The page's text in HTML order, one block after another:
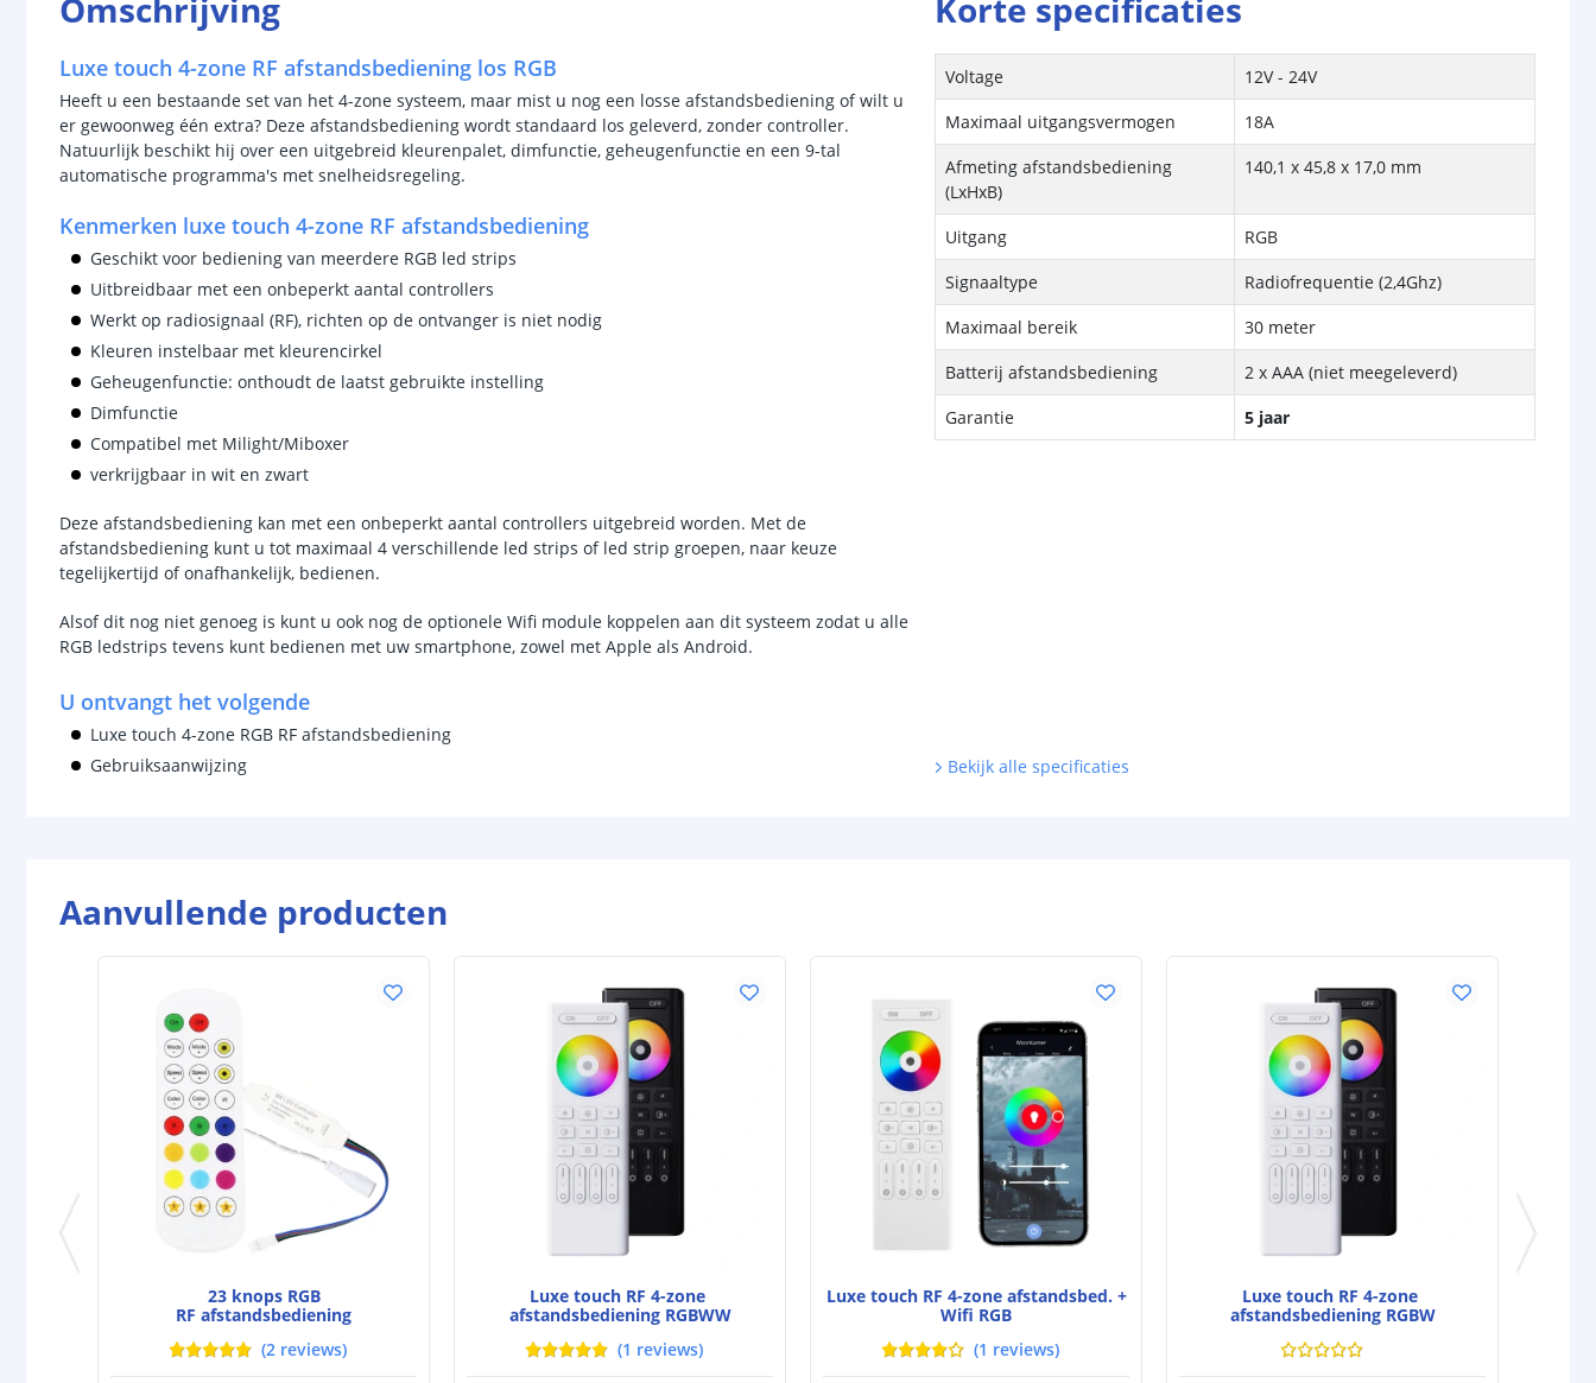
Omschrijving
Luxe touch 4-zone RF afstandsbediening los RGB
Heeft u een bestaande set van het 4-zone systeem, maar mist u nog een losse afstandsbediening of wilt u
er gewoonweg één extra? Deze afstandsbediening wordt standaard los geleverd, zonder controller.
Natuurlijk beschikt hij over een uitgebreid kleurenpalet, dimfunctie, geheugenfunctie en een 9-tal
automatische programma's met snelheidsregeling.
Kenmerken luxe touch 4-zone RF afstandsbediening
Geschikt voor bediening van meerdere RGB led strips
Uitbreidbaar met een onbeperkt aantal controllers
Werkt op radiosignaal (RF), richten op de ontvanger is niet nodig
Kleuren instelbaar met kleurencirkel
Geheugenfunctie: onthoudt de laatst gebruikte instelling
Dimfunctie
Compatibel met Milight/Miboxer
verkrijgbaar in wit en zwart
Deze afstandsbediening kan met een onbeperkt aantal controllers uitgebreid worden. Met de
afstandsbediening kunt u tot maximaal 4 verschillende led strips of led strip groepen, naar keuze
tegelijkertijd of onafhankelijk, bedienen.
Alsof dit nog niet genoeg is kunt u ook nog de optionele Wifi module koppelen aan dit systeem zodat u alle
RGB ledstrips tevens kunt bedienen met uw smartphone, zowel met Apple als Android.
U ontvangt het volgende
Luxe touch 4-zone RGB RF afstandsbediening
Gebruiksaanwijzing
Korte specificaties
Voltage
12V - 24V
Maximaal uitgangsvermogen
18A
Afmeting afstandsbediening
(LxHxB)
140,1 x 45,8 x 17,0 mm
Uitgang
RGB
Signaaltype
Radiofrequentie (2,4Ghz)
Maximaal bereik
30 meter
Batterij afstandsbediening
2 x AAA (niet meegeleverd)
Garantie
5 jaar
Bekijk alle specificaties
Aanvullende producten
23 knops RGB
RF afstandsbediening
(2 reviews)
Luxe touch RF 4-zone
afstandsbediening RGBWW
(1 reviews)
Luxe touch RF 4-zone afstandsbed. +
Wifi RGB
(1 reviews)
Luxe touch RF 4-zone
afstandsbediening RGBW